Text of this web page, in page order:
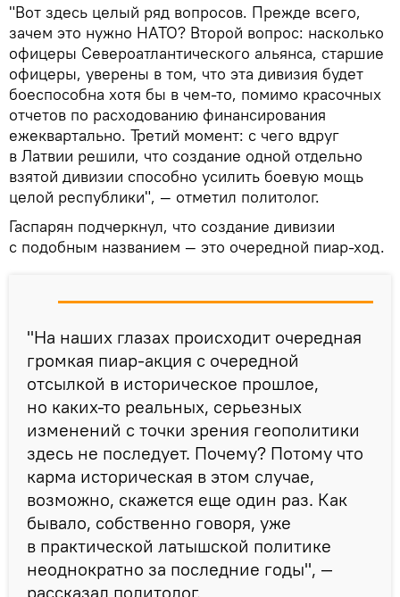
"Вот здесь целый ряд вопросов. Прежде всего,
зачем это нужно НАТО? Второй вопрос: насколько
офицеры Североатлантического альянса, старшие
офицеры, уверены в том, что эта дивизия будет
боеспособна хотя бы в чем-то, помимо красочных
отчетов по расходованию финансирования
ежеквартально. Третий момент: с чего вдруг
в Латвии решили, что создание одной отдельно
взятой дивизии способно усилить боевую мощь
целой республики", — отметил политолог.
Гаспарян подчеркнул, что создание дивизии
с подобным названием — это очередной пиар-ход.
"На наших глазах происходит очередная
громкая пиар-акция с очередной
отсылкой в историческое прошлое,
но каких-то реальных, серьезных
изменений с точки зрения геополитики
здесь не последует. Почему? Потому что
карма историческая в этом случае,
возможно, скажется еще один раз. Как
бывало, собственно говоря, уже
в практической латышской политике
неоднократно за последние годы", —
рассказал политолог.